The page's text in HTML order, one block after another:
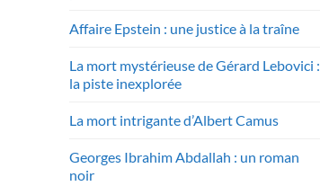
Affaire Epstein : une justice à la traîne
La mort mystérieuse de Gérard Lebovici :
la piste inexplorée
La mort intrigante d’Albert Camus
Georges Ibrahim Abdallah : un roman
noir